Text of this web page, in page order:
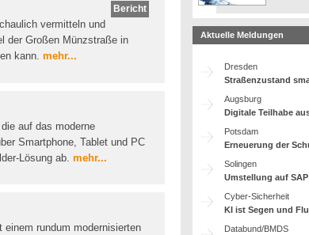
Bericht
vermitteln und
der Großen Münzstraße in
kann. mehr...
auf das moderne
Smartphone, Tablet und PC
Lösung ab. mehr...
rundum modernisierten
Aktuelle Meldungen
Dresden
Straßenzustand
Augsburg
Digitale Teilhabe
Potsdam
Erneuerung der
Solingen
Umstellung auf SAP
Cyber-Sicherheit
KI ist Segen und
Databund/BMDS